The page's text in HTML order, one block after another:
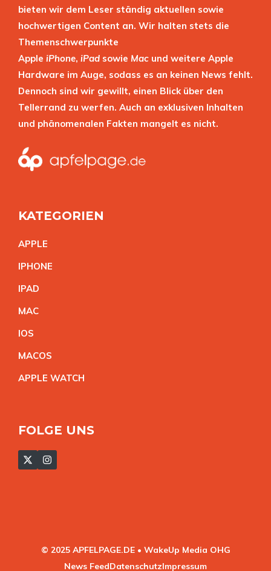
bieten wir dem Leser ständig aktuellen sowie
hochwertigen Content an. Wir halten stets die
Themenschwerpunkte
Apple iPhone, iPad sowie Mac und weitere Apple
Hardware im Auge, sodass es an keinen News fehlt.
Dennoch sind wir gewillt, einen Blick über den
Tellerrand zu werfen. Auch an exklusiven Inhalten
und phänomenalen Fakten mangelt es nicht.
KATEGORIEN
APPLE
IPHONE
IPAD
MAC
IOS
MACOS
APPLE WATCH
FOLGE UNS
© 2025 APFELPAGE.DE • WakeUp Media OHG
News FeedDatenschutzImpressum